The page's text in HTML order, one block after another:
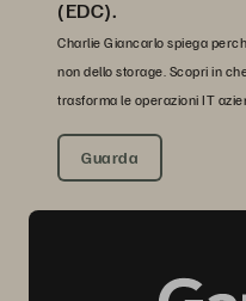
(EDC).
Charlie Giancarlo spiega
non dello storage. Scopri in
trasforma le operazioni IT
Guarda